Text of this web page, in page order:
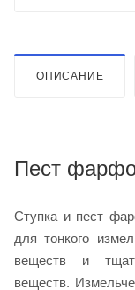
ОПИСАНИЕ
Пест
Ступка и пест
для тонкого
веществ и
веществ.